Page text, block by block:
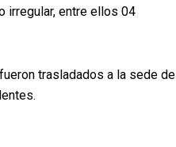
irregular, entre ellos 04
trasladados a la sede de